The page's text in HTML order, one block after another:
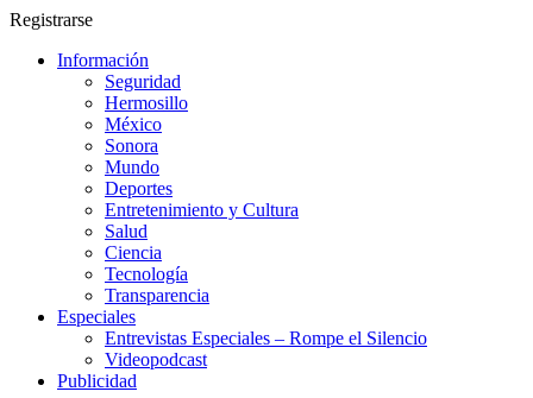
Registrarse
Información
Seguridad
Hermosillo
México
Sonora
Mundo
Deportes
Entretenimiento y Cultura
Salud
Ciencia
Tecnología
Transparencia
Especiales
Entrevistas Especiales – Rompe el Silencio
Videopodcast
Publicidad